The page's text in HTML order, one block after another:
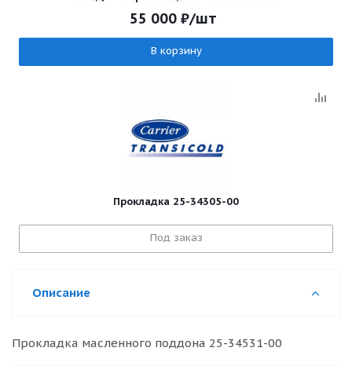
55 000 ₽/шт
В корзину
Прокладка 25-34305-00
Под заказ
Описание
Прокладка масленного поддона 25-34531-00